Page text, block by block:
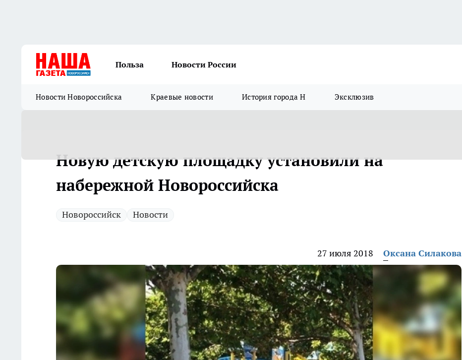
Польза Новости России
Новости Новороссийска Краевые новости История города Н Эксклюзив
Новую детскую площадку установили на
набережной Новороссийска
Новороссийск Новости
27 июля 2018 Оксана Силакова